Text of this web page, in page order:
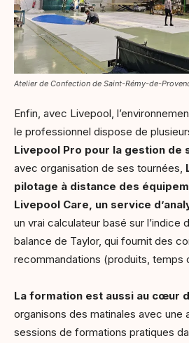
Atelier de Confection de Saint-Rémy-de-
Enfin, avec Livepool,
le professionnel dispose de
Livepool Pro pour la gestion de
avec organisation de ses tournées,
pilotage à distance des
Livepool Care, un service
un vrai calculateur basé sur l’indice
balance de Taylor, qui fournit des
recommandations (produits, temps
La formation est aussi au cœur
organisons des matinales avec une
sessions de formations pratiques